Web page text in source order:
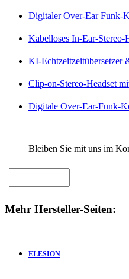
Digitaler Over-Ear Funk-
Kabelloses In-Ear-
KI-
Clip-on-Stereo-Headset
Digitale Over-Ear-Funk-
Bleiben Sie mit uns im
Mehr Hersteller-Seiten:
ELESION